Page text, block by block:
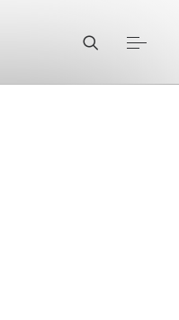
site